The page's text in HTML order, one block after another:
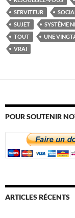
SERVITEUR
SUJET
SYSTÈME
TOUT
UNE
VRAI
POUR SOUTENIR
ARTICLES RÉCENTS